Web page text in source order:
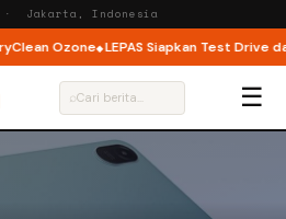
Jakarta, Indonesia
Ozone LEPAS Siapkan Test Drive
⌕ ☰